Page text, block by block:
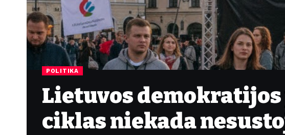
POLITIKA
Lietuvos
ciklas niekada